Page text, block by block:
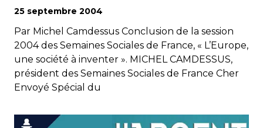
25 septembre 2004
Par Michel Camdessus Conclusion de la session
2004 des Semaines Sociales de France, « L’Europe,
une société à inventer ». MICHEL CAMDESSUS,
président des Semaines Sociales de France Cher
Envoyé Spécial du